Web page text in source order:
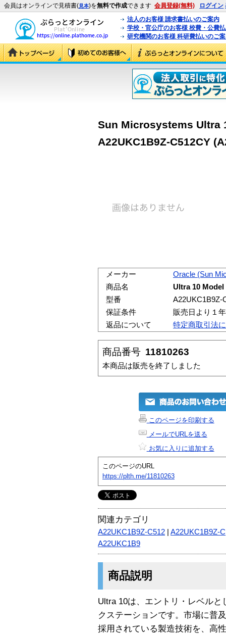
会員はオンラインで見積書(見本)を無料で作成できます 会員登録(無料) ログイン
法人のお客様 請求書払いのご案内
学校・官公庁のお客様 校費・公費
研究機関のお客様 科研費払いのご
Sun Microsystems Ultra
A22UKC1B9Z-C512CY
メーカー
Oracle (Sun
商品名
Ultra 10 Model
型番
A22UKC1B9Z-
保証条件
販売日より１
返品について
特定商取引法
商品番号 11810263
本商品は販売を終了しました
このページを印刷する
メールでURLを送る
お気に入りに追加する
このページのURL
https://plth.me/11810263
関連カテゴリ
A22UKC1B9Z-C512 A22UKC1B9Z-C
A22UKC1B9
商品説明
Ultra 10は、エントリ・レベル
クステーションです。市場に普
採用されている製造技術を、高